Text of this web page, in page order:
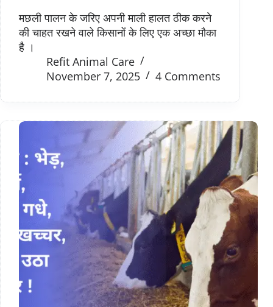
मछली पालन के जरिए अपनी माली हालत ठीक करने
की चाहत रखने वाले किसानों के लिए एक अच्छा मौका
है ।
Refit Animal Care
November 7, 2025
4 Comments